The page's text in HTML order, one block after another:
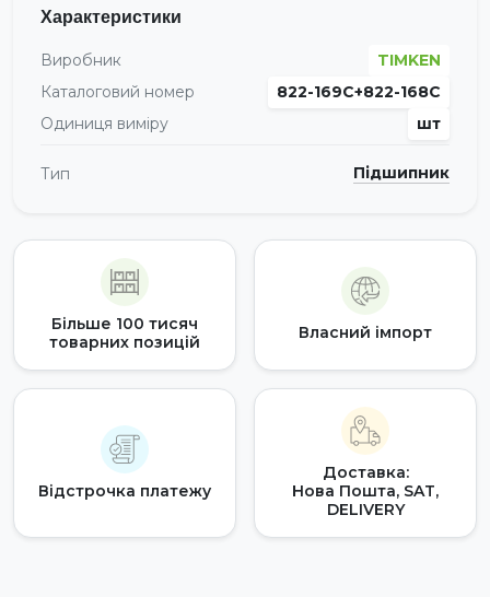
Характеристики
Виробник
TIMKEN
Каталоговий номер
822-169C+822-168C
Одиниця виміру
шт
Тип Підшипник
Більше 100 тисяч
товарних позицій
Власний імпорт
Відстрочка платежу
Доставка:
Нова Пошта, SAT,
DELIVERY